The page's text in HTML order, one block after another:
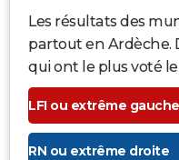
Les résultats des
partout en Ardèche.
qui ont le plus voté le
LFI ou extrême gauche
RN ou extrême droite